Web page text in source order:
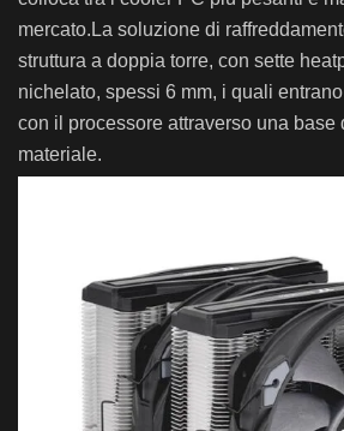
mercato. La soluzione di
struttura a doppia torre, con sette heat
nichel ato, spessi 6 mm, i quali entrano
con il processore attraverso una base
materiale.